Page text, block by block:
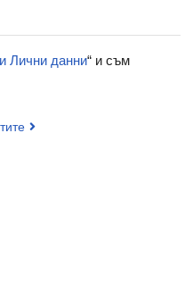
Лични данни“ и съм